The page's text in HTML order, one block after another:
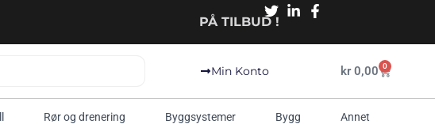
PÅ TILBUD !
Min Konto kr0,00 0
Rør og drenering Byggsystemer Bygg Annet